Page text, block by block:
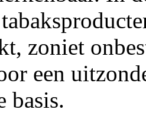
zoniet
een
basis.